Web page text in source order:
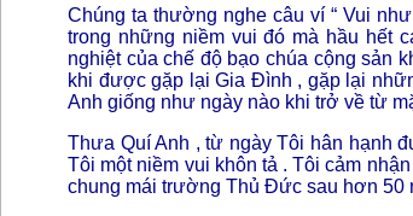
Chúng ta thường nghe câu ví “ Vui
trong những niềm vui đó mà hầu hết
nghiệt của chế độ bạo chúa cộng sản
khi được gặp lại Gia Đình , gặp lại
Anh giống như ngày nào khi trở về từ
Thưa Quí Anh , từ ngày Tôi hân hạnh
Tôi một niềm vui khôn tả . Tôi cảm
chung mái trường Thủ Đức sau hơn 50